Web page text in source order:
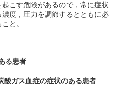
こす危険があるので，常に症状
度，圧力を調節するとともに必
と。
る患者
ガス血症の症状のある患者